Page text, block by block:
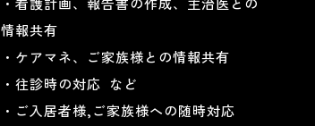
情報共有
・ケアマネ、ご家族様との情報共有
・往診時の対応 など
・ご入居者様,ご家族様への随時対応